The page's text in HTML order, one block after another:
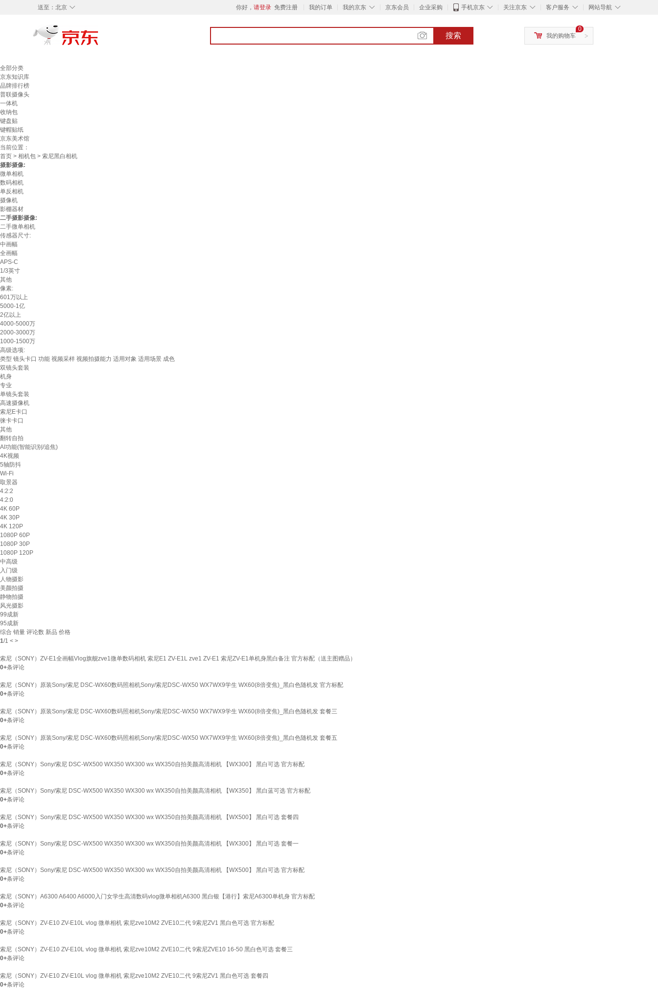
◇
送至： 北京 你好， 请登录 免费注册 我的订单 ◇
我的京东 京东会员 企业采购 ◇
手机京东 ◇
关注京东 ◇
客户服务 ◇
网站导航
搜索 >
0
我的购物车
全部分类
京东知识库
品牌排行榜
普联摄像头
一体机
收纳包
键盘贴
键帽贴纸
京东美术馆
当前位置：
首页 > 相机包 > 索尼黑白相机
摄影摄像:
微单相机
数码相机
单反相机
摄像机
影棚器材
二手摄影摄像:
二手微单相机
传感器尺寸:
中画幅
全画幅
APS-C
1/3英寸
其他
像素:
601万以上
5000-1亿
2亿以上
4000-5000万
2000-3000万
1000-1500万
高级选项:
类型 镜头卡口 功能 视频采样 视频拍摄能力 适用对象 适用场景 成色
双镜头套装
机身
专业
单镜头套装
高速摄像机
索尼E卡口
徕卡卡口
其他
翻转自拍
AI功能(智能识别/追焦)
4K视频
5轴防抖
Wi-Fi
取景器
4:2:2
4:2:0
4K 60P
4K 30P
4K 120P
1080P 60P
1080P 30P
1080P 120P
中高级
入门级
人物摄影
美颜拍摄
静物拍摄
风光摄影
99成新
95成新
综合 销量 评论数 新品 价格
1/1 < >
索尼（SONY）ZV-E1全画幅Vlog旗舰zve1微单数码相机 索尼E1 ZV-E1L zve1 ZV-E1 索尼ZV-E1单机身黑白备注 官方标配（送主图赠品）
0+条评论
索尼（SONY）原装Sony/索尼 DSC-WX60数码照相机Sony/索尼DSC-WX50 WX7WX9学生 WX60(8倍变焦)_黑白色随机发 官方标配
0+条评论
索尼（SONY）原装Sony/索尼 DSC-WX60数码照相机Sony/索尼DSC-WX50 WX7WX9学生 WX60(8倍变焦)_黑白色随机发 套餐三
0+条评论
索尼（SONY）原装Sony/索尼 DSC-WX60数码照相机Sony/索尼DSC-WX50 WX7WX9学生 WX60(8倍变焦)_黑白色随机发 套餐五
0+条评论
索尼（SONY）Sony/索尼 DSC-WX500 WX350 WX300 wx WX350自拍美颜高清相机 【WX300】 黑白可选 官方标配
0+条评论
索尼（SONY）Sony/索尼 DSC-WX500 WX350 WX300 wx WX350自拍美颜高清相机 【WX350】 黑白蓝可选 官方标配
0+条评论
索尼（SONY）Sony/索尼 DSC-WX500 WX350 WX300 wx WX350自拍美颜高清相机 【WX500】 黑白可选 套餐四
0+条评论
索尼（SONY）Sony/索尼 DSC-WX500 WX350 WX300 wx WX350自拍美颜高清相机 【WX300】 黑白可选 套餐一
0+条评论
索尼（SONY）Sony/索尼 DSC-WX500 WX350 WX300 wx WX350自拍美颜高清相机 【WX500】 黑白可选 官方标配
0+条评论
索尼（SONY）A6300 A6400 A6000入门女学生高清数码vlog微单相机A6300 黑白银【港行】索尼A6300单机身 官方标配
0+条评论
索尼（SONY）ZV-E10 ZV-E10L vlog 微单相机 索尼zve10M2 ZVE10二代 9索尼ZV1 黑白色可选 官方标配
0+条评论
索尼（SONY）ZV-E10 ZV-E10L vlog 微单相机 索尼zve10M2 ZVE10二代 9索尼ZVE10 16-50 黑白色可选 套餐三
0+条评论
索尼（SONY）ZV-E10 ZV-E10L vlog 微单相机 索尼zve10M2 ZVE10二代 9索尼ZV1 黑白色可选 套餐四
0+条评论